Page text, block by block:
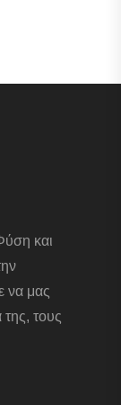
και
να μας
της, τους